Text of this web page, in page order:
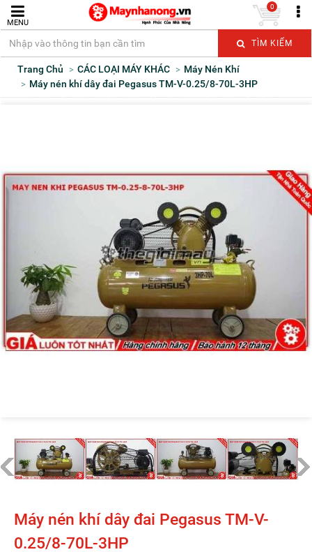
MENU
TÌM KIẾM
0
Trang Chủ CÁC LOẠI MÁY KHÁC
Máy Nén Khí
Máy nén khí dây đai Pegasus TM-V-0.25/8-70L-3HP
Máy nén khí dây đai Pegasus TM-V-
0.25/8-70L-3HP